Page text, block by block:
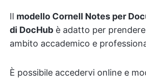
Il modello Cornell Notes per
di DocHub è adatto per
ambito accademico e
È possibile accedervi online e